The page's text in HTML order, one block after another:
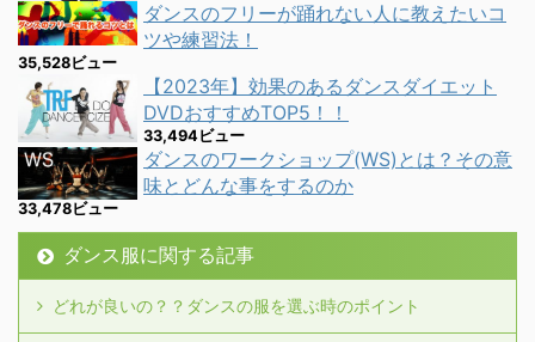
ダンスのフリーが踊れない人に教えたいコ
ツや練習法！
35,528ビュー
【2023年】効果のあるダンスダイエット
DVDおすすめTOP5！！
33,494ビュー
ダンスのワークショップ(WS)とは？その意
味とどんな事をするのか
33,478ビュー
ダンス服に関する記事
どれが良いの？？ダンスの服を選ぶ時のポイント